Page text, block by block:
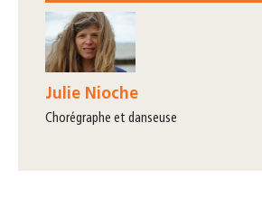
Julie Nioche
chorégraphe et danseuse